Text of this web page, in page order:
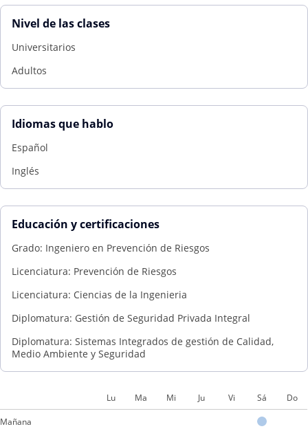
Nivel de las clases
Universitarios
Adultos
Idiomas que hablo
Español
Inglés
Educación y certificaciones
Grado: Ingeniero en Prevención de Riesgos
Licenciatura: Prevención de Riesgos
Licenciatura: Ciencias de la Ingenieria
Diplomatura: Gestión de Seguridad Privada Integral
Diplomatura: Sistemas Integrados de gestión de Calidad,
Medio Ambiente y Seguridad
Lu Ma Mi Ju Vi Sá Do
Mañana